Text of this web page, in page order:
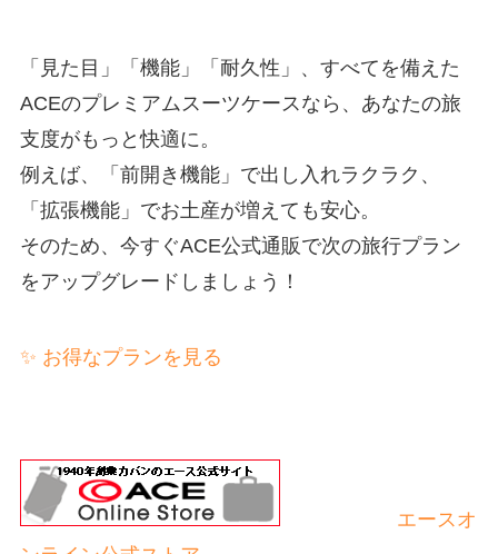
「見た目」「機能」「耐久性」、すべてを備えた
ACEのプレミアムスーツケースなら、あなたの旅
支度がもっと快適に。
例えば、「前開き機能」で出し入れラクラク、
「拡張機能」でお土産が増えても安心。
そのため、今すぐACE公式通販で次の旅行プラン
をアップグレードしましょう！
✨ お得なプランを見る
エースオ